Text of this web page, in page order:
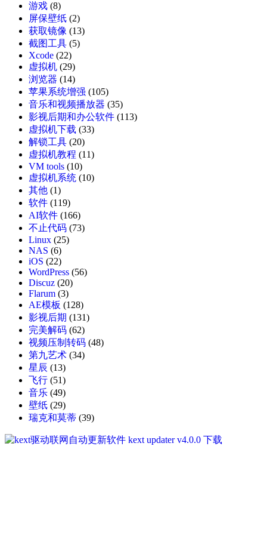
游戏 (8)
屏保壁纸 (2)
获取镜像 (13)
截图工具 (5)
Xcode (22)
虚拟机 (29)
浏览器 (14)
苹果系统增强 (105)
音乐和视频播放器 (35)
影视后期和办公软件 (113)
虚拟机下载 (33)
解锁工具 (20)
虚拟机教程 (11)
VM tools (10)
虚拟机系统 (10)
其他 (1)
软件 (119)
AI软件 (166)
不止代码 (73)
Linux (25)
NAS (6)
iOS (22)
WordPress (56)
Discuz (20)
Flarum (3)
AE模板 (128)
影视后期 (131)
完美解码 (62)
视频压制转码 (48)
第九艺术 (34)
星辰 (13)
飞行 (51)
音乐 (49)
壁纸 (29)
瑞克和莫蒂 (39)